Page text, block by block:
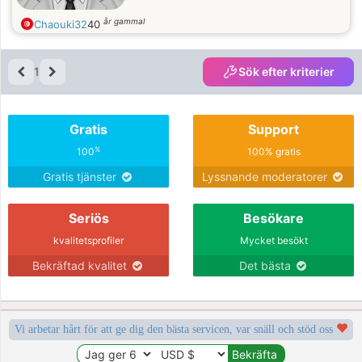
Chaouki3240 år gammal
1 Sök efter kriterier
Gratis
100%
Gratis tjänster
Support
100% gratis
Lyssnande moderatorer
Seriös
kvalitetsprofiler
Bekräftad kvalitet
Besökare
Mycket besökt
Det bästa
Vi arbetar hårt för att ge dig den bästa servicen, var snäll och stöd oss